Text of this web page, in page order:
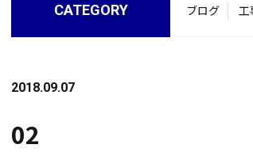
CATEGORY ブログ 工
2018.09.07
02